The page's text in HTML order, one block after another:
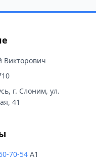
Викторович
г. Слоним, ул.
41
70-54 A1